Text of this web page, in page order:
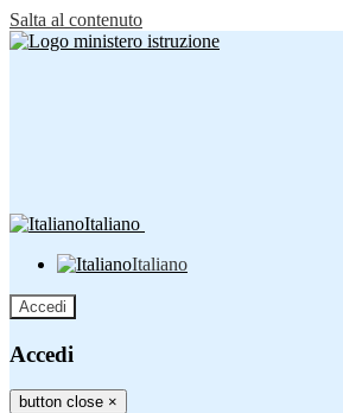
Salta al contenuto
Italiano
Italiano
Accedi
Accedi
button close ×